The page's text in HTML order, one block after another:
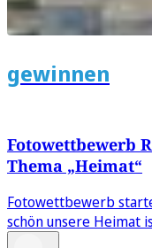
gewinnen
Fotowettbewerb
Thema „Heimat“
Fotowettbewerb
schön unsere Heimat